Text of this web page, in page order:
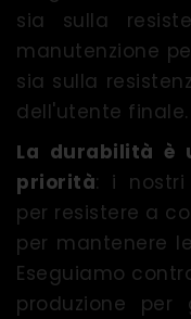
sia sulla
manutenzione
sia sulla
dell'utente finale.
La durabilità è
priorità: i nostri
per resistere a
per mantenere
Eseguiamo
produzione